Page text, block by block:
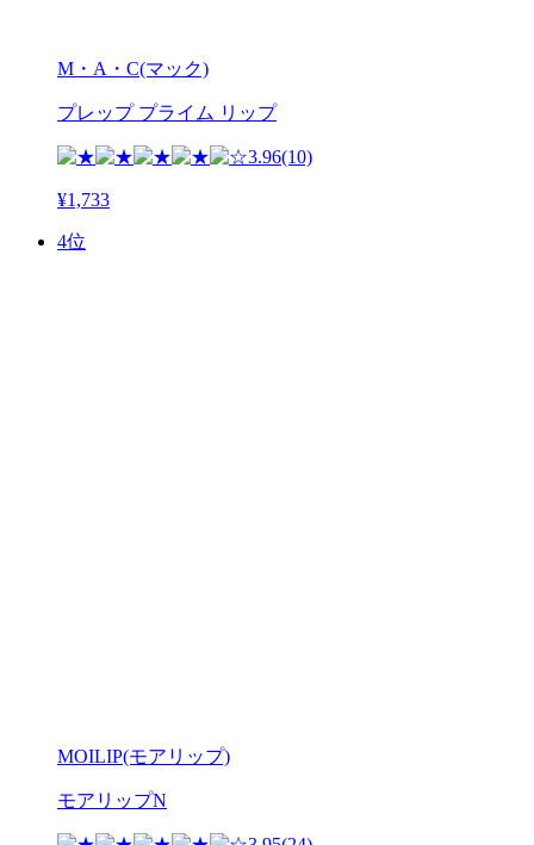
M・A・C(マック)
プレップ プライム リップ
3.96(10)
¥1,733
4位
MOILIP(モアリップ)
モアリップN